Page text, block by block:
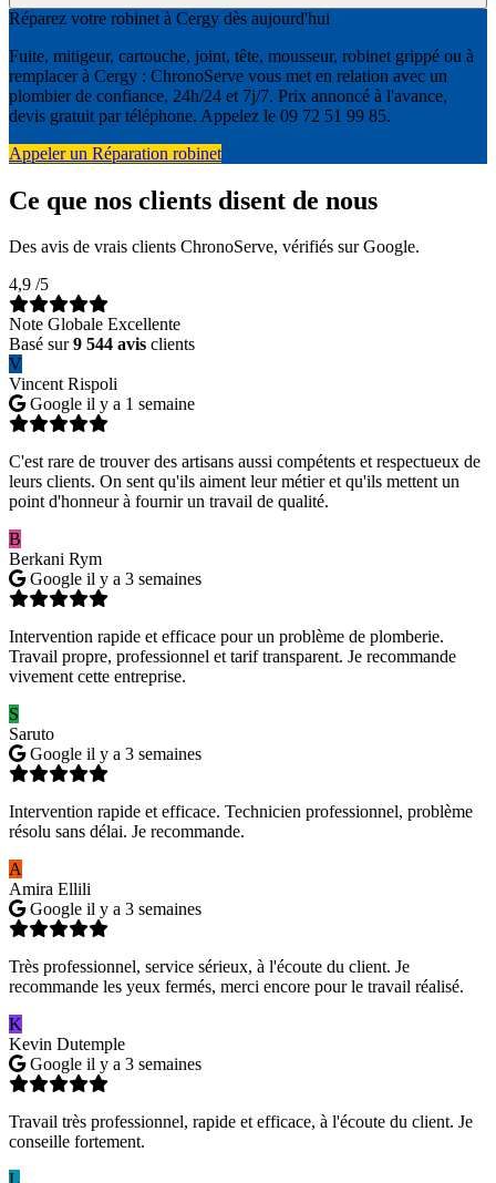
Réparez votre robinet à Cergy dès aujourd'hui
Fuite, mitigeur, cartouche, joint, tête, mousseur, robinet grippé ou à
remplacer à Cergy : ChronoServe vous met en relation avec un
plombier de confiance, 24h/24 et 7j/7. Prix annoncé à l'avance,
devis gratuit par téléphone. Appelez le 09 72 51 99 85.
Appeler un Réparation robinet
Ce que nos clients disent de nous
Des avis de vrais clients ChronoServe, vérifiés sur Google.
4,9 /5
Note Globale Excellente
Basé sur9 544 avis clients
V
Vincent Rispoli
Google il y a 1 semaine
C'est rare de trouver des artisans aussi compétents et respectueux de
leurs clients. On sent qu'ils aiment leur métier et qu'ils mettent un
point d'honneur à fournir un travail de qualité.
B
Berkani Rym
Google il y a 3 semaines
Intervention rapide et efficace pour un problème de plomberie.
Travail propre, professionnel et tarif transparent. Je recommande
vivement cette entreprise.
S
Saruto
Google il y a 3 semaines
Intervention rapide et efficace. Technicien professionnel, problème
résolu sans délai. Je recommande.
A
Amira Ellili
Google il y a 3 semaines
Très professionnel, service sérieux, à l'écoute du client. Je
recommande les yeux fermés, merci encore pour le travail réalisé.
K
Kevin Dutemple
Google il y a 3 semaines
Travail très professionnel, rapide et efficace, à l'écoute du client. Je
conseille fortement.